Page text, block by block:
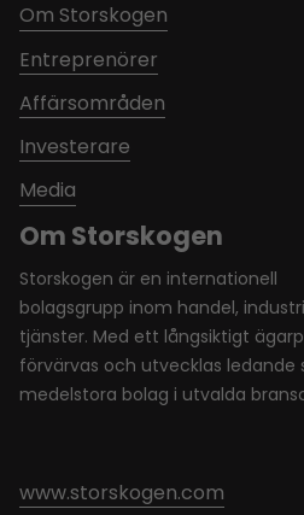
Om Storskogen
Storskogen är en internationell
bolagsgrupp inom handel,
tjänster. Med ett långsiktigt
förvärvas och utvecklas ledande
medelstora bolag i utvalda
www.storskogen.com
Om Storskogen
Entreprenörer
Affärsområden
Investerare
Media